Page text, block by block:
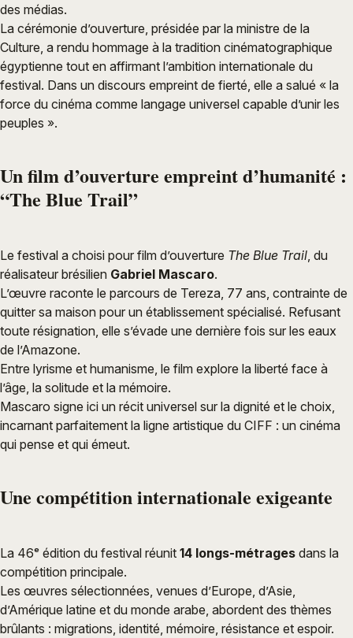
des médias.
La cérémonie d’ouverture, présidée par la ministre de la
Culture, a rendu hommage à la tradition cinématographique
égyptienne tout en affirmant l’ambition internationale du
festival. Dans un discours empreint de fierté, elle a salué « la
force du cinéma comme langage universel capable d’unir les
peuples ».
Un film d’ouverture empreint d’humanité :
“The Blue Trail”
Le festival a choisi pour film d’ouverture The Blue Trail, du
réalisateur brésilien Gabriel Mascaro.
L’œuvre raconte le parcours de Tereza, 77 ans, contrainte de
quitter sa maison pour un établissement spécialisé. Refusant
toute résignation, elle s’évade une dernière fois sur les eaux
de l’Amazone.
Entre lyrisme et humanisme, le film explore la liberté face à
l’âge, la solitude et la mémoire.
Mascaro signe ici un récit universel sur la dignité et le choix,
incarnant parfaitement la ligne artistique du CIFF : un cinéma
qui pense et qui émeut.
Une compétition internationale exigeante
La 46ᵉ édition du festival réunit 14 longs-métrages dans la
compétition principale.
Les œuvres sélectionnées, venues d’Europe, d’Asie,
d’Amérique latine et du monde arabe, abordent des thèmes
brûlants : migrations, identité, mémoire, résistance et espoir.